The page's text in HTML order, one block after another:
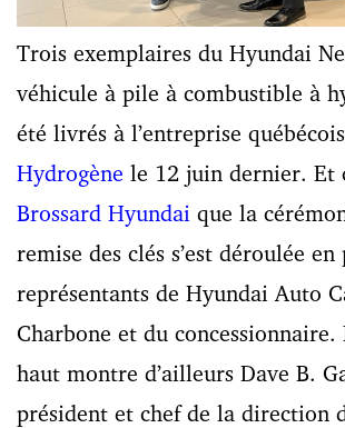
Trois exemplaires du Hyundai
véhicule à pile à combustible à
été livrés à l’entreprise
Hydrogène le 12 juin dernier. Et
Brossard Hyundai que la
remise des clés s’est déroulée en
représentants de Hyundai Auto
Charbone et du
haut montre d’ailleurs Dave B.
président et chef de la direction